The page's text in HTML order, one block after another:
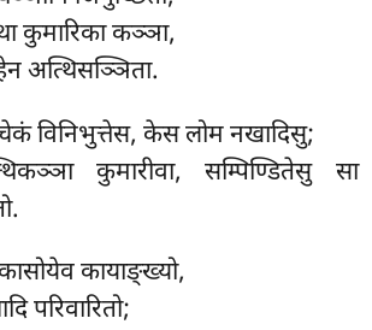
कुमारिका कञ्ञा,
अत्थिसञ्ञिता.
विनिभुत्तेस, केस लोम नखादिसु;
कुमारीवा, सम्पिण्डितेसु सा
कायाङ्ख्यो,
परिवारितो;